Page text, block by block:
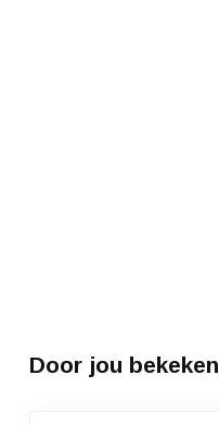
Door jou bekeken